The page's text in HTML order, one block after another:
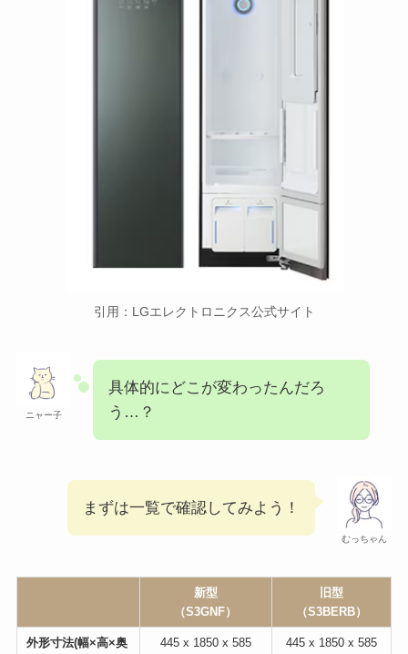
引用：LGエレクトロニクス公式サイト
ニャー子
具体的にどこが変わったんだろ
う…？
むっちゃん
まずは一覧で確認してみよう！
新型
（S3GNF）
旧型
（S3BERB）
外形寸法(幅×高×奥
445 x 1850 x 585 445 x 1850 x 585